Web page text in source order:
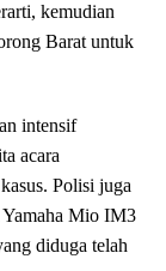
kemudian
Barat untuk
intensif
acara
Polisi juga
Yamaha Mio IM3
diduga telah